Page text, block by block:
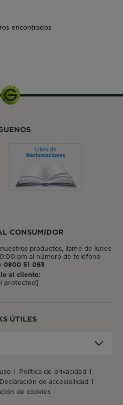
encontrados
ÚTILES
política de privacidad
declaración de accesibilidad
de cookies
CONSUMIDOR
productos, llame de lunes
pm al número de teléfono
0800 51 093
al cliente:
protected]